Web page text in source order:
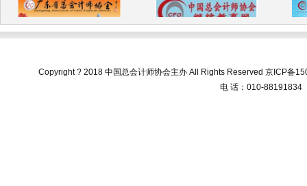
广东省总会计师协会 中国总会计师协会 继续教育网
总会计师（CFO）项目网 安徽省总会计师协会 陕西
Copyright ? 2018 中国总会计师协会主办 All Rights Reserved 京ICP备
电 话：010-88191834